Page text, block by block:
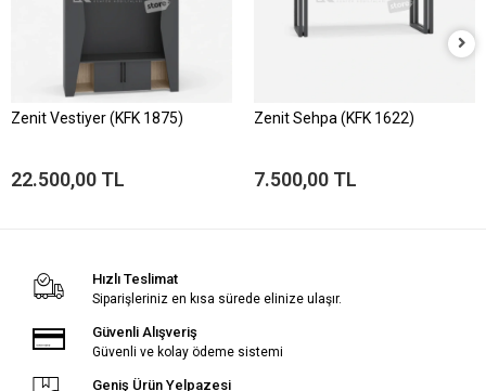
Zenit Vestiyer (KFK 1875)
22.500,00 TL
Zenit Sehpa (KFK 1622)
7.500,00 TL
Hızlı Teslimat
Siparişleriniz en kısa sürede elinize ulaşır.
Güvenli Alışveriş
Güvenli ve kolay ödeme sistemi
Geniş Ürün Yelpazesi